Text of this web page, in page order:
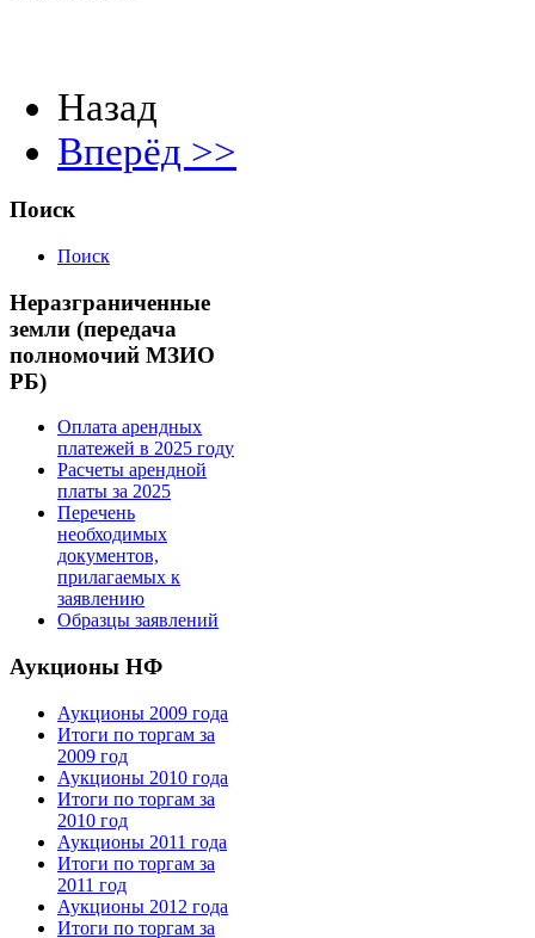
Назад
Вперёд >>
Поиск
Поиск
Неразграниченные
земли (передача
полномочий МЗИО
РБ)
Оплата арендных
платежей в 2025 году
Расчеты арендной
платы за 2025
Перечень
необходимых
документов,
прилагаемых к
заявлению
Образцы заявлений
Аукционы НФ
Аукционы 2009 года
Итоги по торгам за
2009 год
Аукционы 2010 года
Итоги по торгам за
2010 год
Аукционы 2011 года
Итоги по торгам за
2011 год
Аукционы 2012 года
Итоги по торгам за